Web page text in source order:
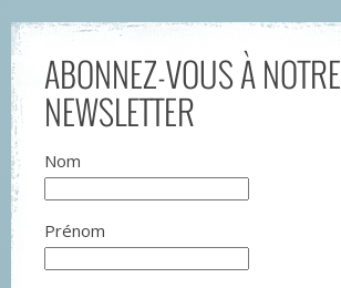
ABONNEZ-VOUS À NOTRE
NEWSLETTER
Nom
Prénom